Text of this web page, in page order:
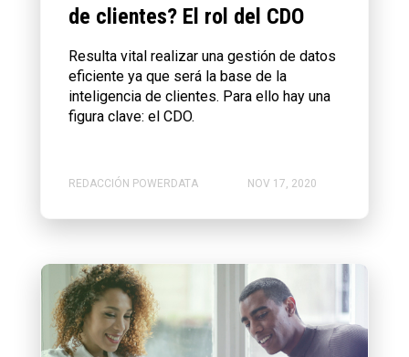
de clientes? El rol del CDO
Resulta vital realizar una gestión de datos
eficiente ya que será la base de la
inteligencia de clientes. Para ello hay una
figura clave: el CDO.
REDACCIÓN POWERDATA NOV 17, 2020